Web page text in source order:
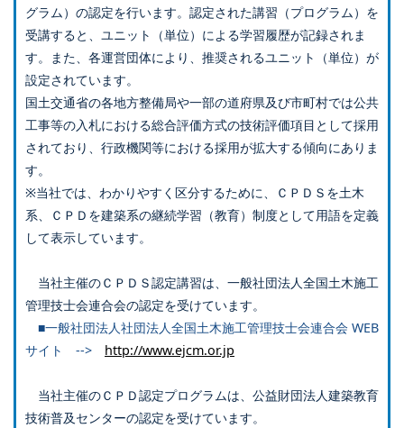
グラム）の認定を行います。認定された講習（プログラム）を
受講すると、ユニット（単位）による学習履歴が記録されま
す。また、各運営団体により、推奨されるユニット（単位）が
設定されています。
国土交通省の各地方整備局や一部の道府県及び市町村では公共
工事等の入札における総合評価方式の技術評価項目として採用
されており、行政機関等における採用が拡大する傾向にありま
す。
※当社では、わかりやすく区分するために、ＣＰＤＳを土木
系、ＣＰＤを建築系の継続学習（教育）制度として用語を定義
して表示しています。
当社主催のＣＰＤＳ認定講習は、一般社団法人全国土木施工
管理技士会連合会の認定を受けています。
■一般社団法人社団法人全国土木施工管理技士会連合会 WEB
サイト --> http://www.ejcm.or.jp
当社主催のＣＰＤ認定プログラムは、公益財団法人建築教育
技術普及センターの認定を受けています。